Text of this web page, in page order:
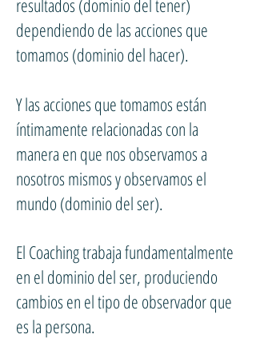
resultados (dominio del tener)
dependiendo de las acciones que
tomamos (dominio del hacer).
Y las acciones que tomamos están
íntimamente relacionadas con la
manera en que nos observamos a
nosotros mismos y observamos el
mundo (dominio del ser).
El Coaching trabaja fundamentalmente
en el dominio del ser, produciendo
cambios en el tipo de observador que
es la persona.